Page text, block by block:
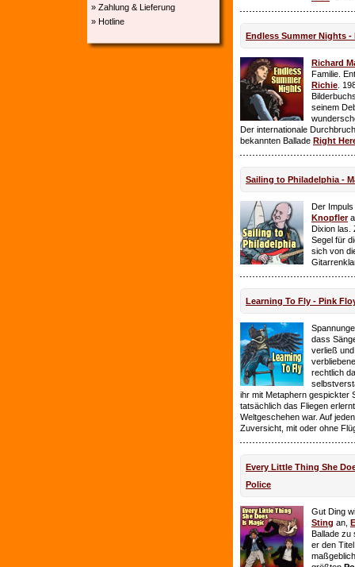
» Zahlung & Lieferung
» Hotline
Endless Summer Nights -
Richard
Familie.
Richie .
seinem
Der internationale
bekannten Ballade Right
Sailing to Philadelphia -
Der
Knopfler
Dixion las.
Segel für
sich von
Learning To Fly - Pink
dass
verließ
rechtlich
ihr mit Metaphern gespickter
tatsächlich das Fliegen
Weltgeschehen war. Auf
Zuversicht, mit oder ohne
Every Little Thing She
Police
Gut Ding
Sting an,
Ballade zu
er den